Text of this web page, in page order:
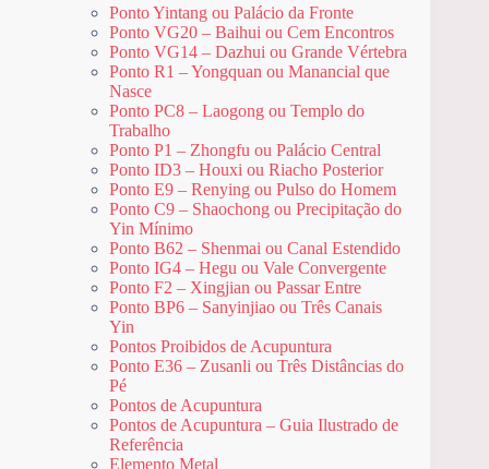
Ponto Yintang ou Palácio da Fronte
Ponto VG20 – Baihui ou Cem Encontros
Ponto VG14 – Dazhui ou Grande Vértebra
Ponto R1 – Yongquan ou Manancial que
Nasce
Ponto PC8 – Laogong ou Templo do
Trabalho
Ponto P1 – Zhongfu ou Palácio Central
Ponto ID3 – Houxi ou Riacho Posterior
Ponto E9 – Renying ou Pulso do Homem
Ponto C9 – Shaochong ou Precipitação do
Yin Mínimo
Ponto B62 – Shenmai ou Canal Estendido
Ponto IG4 – Hegu ou Vale Convergente
Ponto F2 – Xingjian ou Passar Entre
Ponto BP6 – Sanyinjiao ou Três Canais
Yin
Pontos Proibidos de Acupuntura
Ponto E36 – Zusanli ou Três Distâncias do
Pé
Pontos de Acupuntura
Pontos de Acupuntura – Guia Ilustrado de
Referência
Elemento Metal